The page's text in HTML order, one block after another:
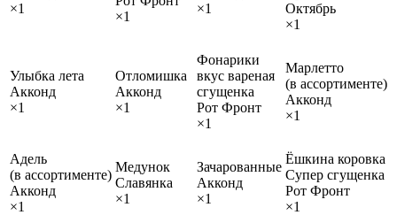
×1
×1
×1
Октябрь
×1
Улыбка лета
Акконд
×1
Отломишка
Акконд
×1
Фонарики
вкус вареная
сгущенка
Рот Фронт
×1
Марлетто
(в ассортименте)
Акконд
×1
Адель
(в ассортименте)
Акконд
×1
Медунок
Славянка
×1
Зачарованные
Акконд
×1
Ёшкина коровка
Супер сгущенка
Рот Фронт
×1